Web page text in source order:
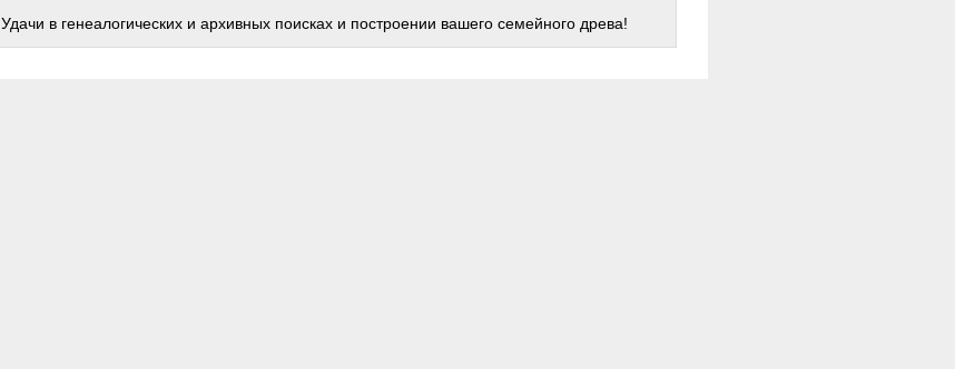
Удачи в генеалогических и архивных поисках и построении вашего семейного древа!